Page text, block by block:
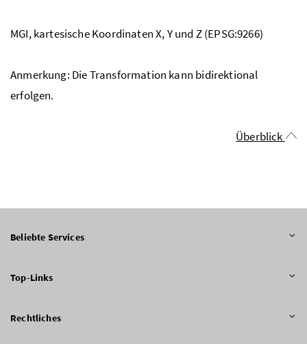
MGI, kartesische Koordinaten X, Y und Z (EPSG:9266)
Anmerkung: Die Transformation kann bidirektional
erfolgen.
Überblick
Beliebte Services
Top-Links
Rechtliches